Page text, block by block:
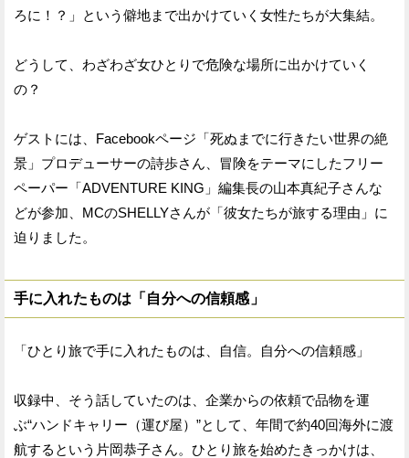
ろに！？」という僻地まで出かけていく女性たちが大集結。
どうして、わざわざ女ひとりで危険な場所に出かけていく
の？
ゲストには、Facebookページ「死ぬまでに行きたい世界の絶
景」プロデューサーの詩歩さん、冒険をテーマにしたフリー
ペーパー「ADVENTURE KING」編集長の山本真紀子さんな
どが参加、MCのSHELLYさんが「彼女たちが旅する理由」に
迫りました。
手に入れたものは「自分への信頼感」
「ひとり旅で手に入れたものは、自信。自分への信頼感」
収録中、そう話していたのは、企業からの依頼で品物を運
ぶ“ハンドキャリー（運び屋）”として、年間で約40回海外に渡
航するという片岡恭子さん。ひとり旅を始めたきっかけは、